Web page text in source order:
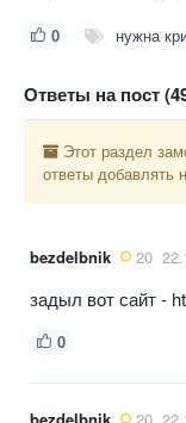
0 нужна
Ответы на пост
Этот раздел
ответы добавлять
bezdelbnik 20
задыл вот сайт -
0
bezdelbnik 20